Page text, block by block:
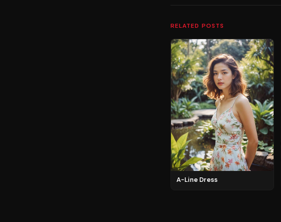
RELATED POSTS
A-Line Dress